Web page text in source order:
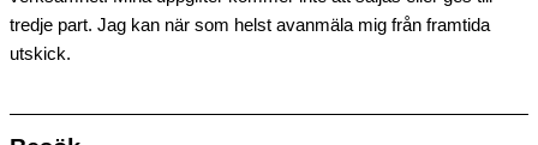
tredje part. Jag kan när som helst avanmäla mig från framtida
utskick.